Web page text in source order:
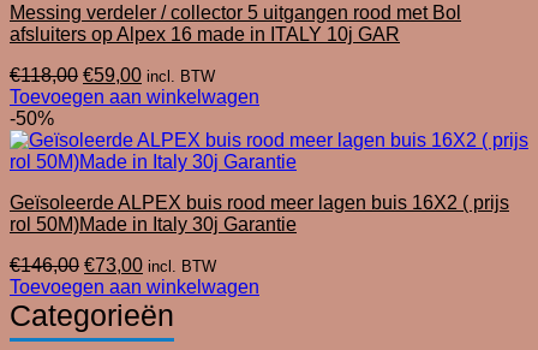
Messing verdeler / collector 5 uitgangen rood met Bol
afsluiters op Alpex 16 made in ITALY 10j GAR
€118,00 Oorspronkelijke
prijs
€118,00.
€59,00Huidige
prijs
€59,00.
incl. BTW
Toevoegen aan winkelwagen
-50%
Geïsoleerde ALPEX buis rood meer lagen buis 16X2 ( prijs
rol 50M)Made in Italy 30j Garantie
€146,00 Oorspronkelijke
prijs
was:
€146,00.
€73,00Huidige
prijs
is:
€73,00.
incl. BTW
Toevoegen aan winkelwagen
Categorieën